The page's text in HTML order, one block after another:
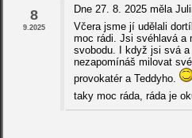
8
9.2025
Dne 27. 8. 2025 měla
Včera jsme jí udělali
moc rádi. Jsi svéhlavá a
svobodu. I když jsi svá a
nezapomínáš milovat
provokatér a Teddyho.
taky moc ráda, ráda je